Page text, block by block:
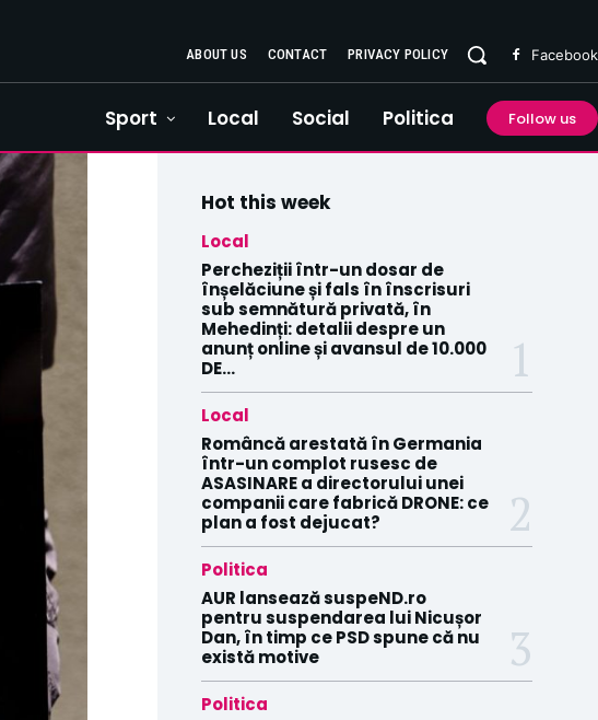
ABOUT US CONTACT PRIVACY POLICY Facebook
Sport Local Social Politica Follow us
Hot this week
Local
Percheziții într-un dosar de
înșelăciune și fals în înscrisuri
sub semnătură privată, în
Mehedinți: detalii despre un
anunț online și avansul de 10.000
DE...
Local
Româncă arestată în Germania
într-un complot rusesc de
ASASINARE a directorului unei
companii care fabrică DRONE: ce
plan a fost dejucat?
Politica
AUR lansează suspeND.ro
pentru suspendarea lui Nicușor
Dan, în timp ce PSD spune că nu
există motive
Politica